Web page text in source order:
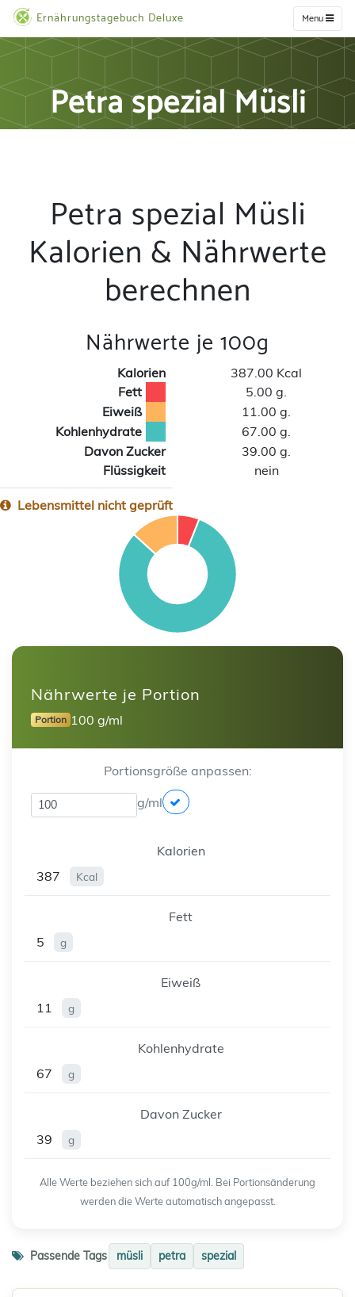
Ernährungstagebuch Deluxe Menu
Petra spezial Müsli
Petra spezial Müsli
Kalorien & Nährwerte
berechnen
Nährwerte je 100g
Kalorien
387.00 Kcal
Fett
5.00 g.
Eiweiß
11.00 g.
Kohlenhydrate
67.00 g.
Davon Zucker
39.00 g.
Flüssigkeit
nein
Lebensmittel nicht geprüft
Nährwerte je Portion
Portion 100 g/ml
Portionsgröße anpassen:
g/ml
Kalorien
387
Kcal
Fett
5
g
Eiweiß
11
g
Kohlenhydrate
67
g
Davon Zucker
39
g
Alle Werte beziehen sich auf 100g/ml. Bei Portionsänderung
werden die Werte automatisch angepasst.
Passende Tags müsli petra spezial